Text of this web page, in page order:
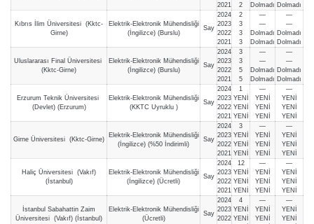
2021
2
Dolmadı Dolmadı
Kıbrıs İlim Üniversitesi (Kktc-
Girne)
Elektrik-Elektronik Mühendisliği
(İngilizce) (Burslu)
Say
2024
2023
2022
2021
2
3
3
3
—
—
Dolmadı
Dolmadı
—
—
Dolmadı
Dolmadı
Uluslararası Final Üniversitesi
(Kktc-Girne)
Elektrik-Elektronik Mühendisliği
(İngilizce) (Burslu)
Say
2024
2023
2022
2021
3
3
5
5
—
—
Dolmadı
Dolmadı
—
—
Dolmadı
Dolmadı
Erzurum Teknik Üniversitesi
(Devlet) (Erzurum)
Elektrik-Elektronik Mühendisliği
(KKTC Uyruklu )
Say
2024
2023
2022
2021
1
YENİ
YENİ
YENİ
—
YENİ
YENİ
YENİ
—
YENİ
YENİ
YENİ
Girne Üniversitesi (Kktc-Girne)
Elektrik-Elektronik Mühendisliği
(İngilizce) (%50 İndirimli)
Say
2024
2023
2022
2021
3
YENİ
YENİ
YENİ
—
YENİ
YENİ
YENİ
—
YENİ
YENİ
YENİ
Haliç Üniversitesi (Vakıf)
(İstanbul)
Elektrik-Elektronik Mühendisliği
(İngilizce) (Ücretli)
Say
2024
2023
2022
2021
12
YENİ
YENİ
YENİ
—
YENİ
YENİ
YENİ
—
YENİ
YENİ
YENİ
İstanbul Sabahattin Zaim
Üniversitesi (Vakıf) (İstanbul)
Elektrik-Elektronik Mühendisliği
(Ücretli)
Say
2024
2023
2022
4
YENİ
YENİ
—
YENİ
YENİ
—
YENİ
YENİ